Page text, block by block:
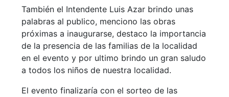
También el Intendente Luis Azar brindo unas
palabras al publico, menciono las obras
próximas a inaugurarse, destaco la importancia
de la presencia de las familias de la localidad
en el evento y por ultimo brindo un gran saludo
a todos los niños de nuestra localidad.
El evento finalizaría con el sorteo de las